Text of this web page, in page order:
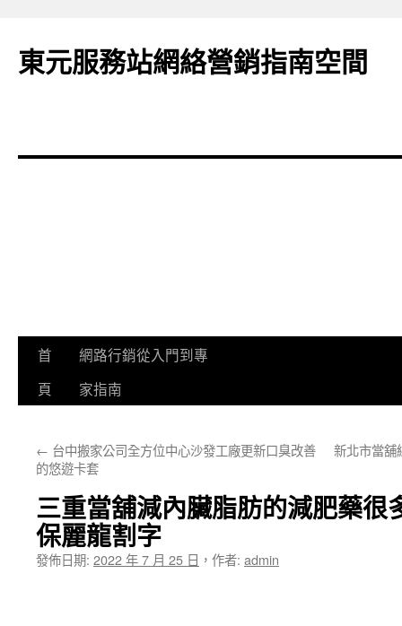
東元服務站網絡營銷指南空間
跳
要
容
首
頁
網路行銷從入門到專
家指南
← 台中搬家公司全方位中心沙發工廠更新口臭改善
的悠遊卡套
新北市當舖
三重當舖減內臟脂肪的減肥藥很
保麗龍割字
發佈日期: 2022 年 7 月 25 日 ， 作者: admin